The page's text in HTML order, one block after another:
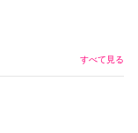
すべて見る